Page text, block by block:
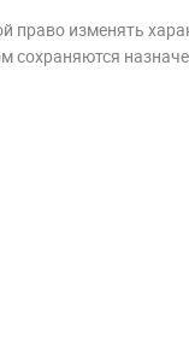
право изменять
сохраняются